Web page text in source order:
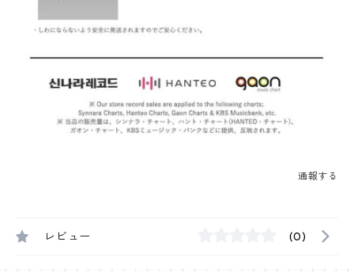
通報する
レビュー (0)